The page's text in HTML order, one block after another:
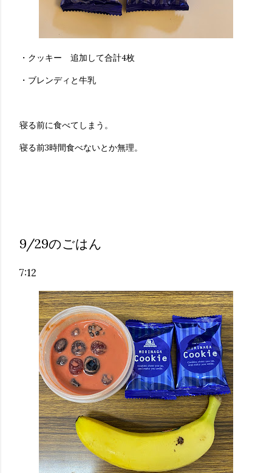
・クッキー 追加して合計4枚
・ブレンディと牛乳
寝る前に食べてしまう。
寝る前3時間食べないとか無理。
9/29のごはん
7:12